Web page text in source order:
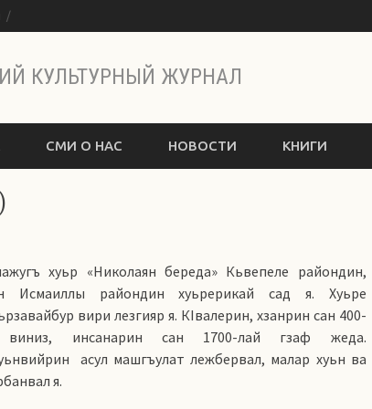
КУЛЬТУРНЫЙ ЖУРНАЛ
СМИ О НАС НОВОСТИ КНИГИ
хуьр «Николаян береда» Кьвепеле райондин,
Исмаиллы райондин хуьрерикай сад я. Хуьре
вири лезгияр я. КIвалерин, хзанрин сан 400-
инсанарин сан 1700-лай гзаф жеда.
асул машгъулат лежбервал, малар хуьн ва
я.